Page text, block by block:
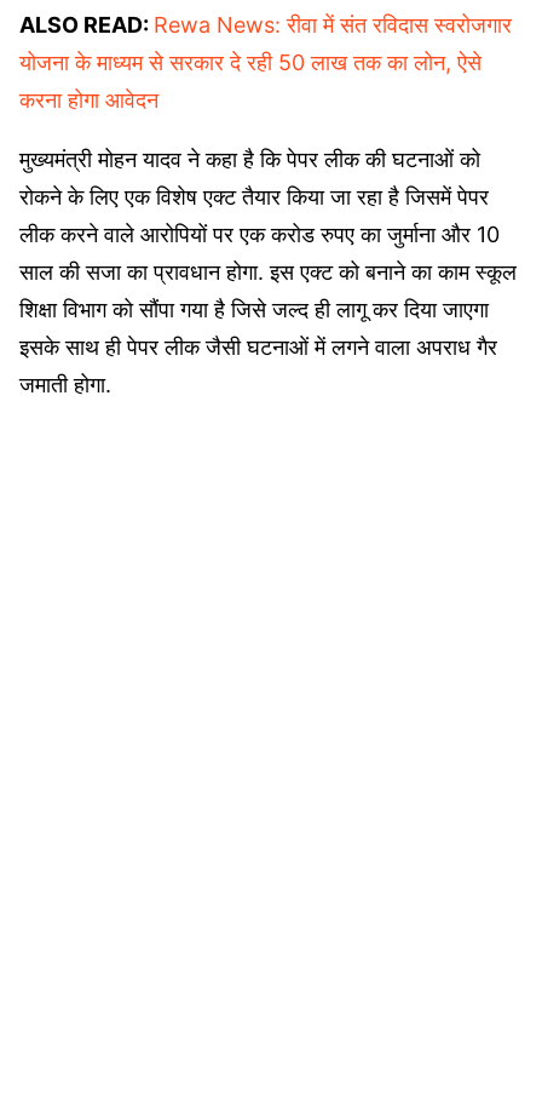
ALSO READ: Rewa News: रीवा में संत रविदास स्वरोजगार
योजना के माध्यम से सरकार दे रही 50 लाख तक का लोन, ऐसे
करना होगा आवेदन
मुख्यमंत्री मोहन यादव ने कहा है कि पेपर लीक की घटनाओं को
रोकने के लिए एक विशेष एक्ट तैयार किया जा रहा है जिसमें पेपर
लीक करने वाले आरोपियों पर एक करोड रुपए का जुर्माना और 10
साल की सजा का प्रावधान होगा. इस एक्ट को बनाने का काम स्कूल
शिक्षा विभाग को सौंपा गया है जिसे जल्द ही लागू कर दिया जाएगा
इसके साथ ही पेपर लीक जैसी घटनाओं में लगने वाला अपराध गैर
जमाती होगा.